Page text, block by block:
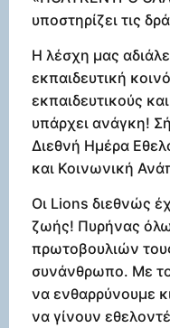
υποστηρίζει τις
Η λέσχη μας
εκπαιδευτική
εκπαιδευτικούς
υπάρχει ανάγκη!
Διεθνή Ημέρα
και Κοινωνική
Οι Lions διεθνώς
ζωής! Πυρήνας
πρωτοβουλιών
συνάνθρωπο. Με
να ενθαρρύνουμε
να γίνουν